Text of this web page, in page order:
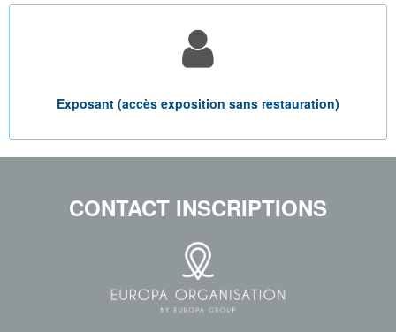
Exposant (accès exposition sans restauration)
CONTACT INSCRIPTIONS